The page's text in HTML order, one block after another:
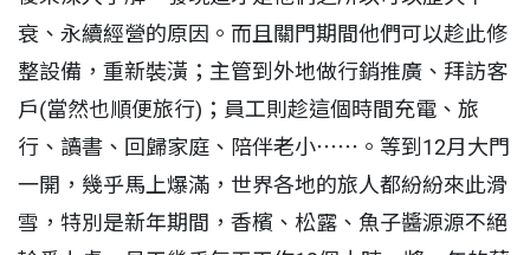
衰、永續經營的原因。而且關門期間他們可以趁此修
整設備，重新裝潢；主管到外地做行銷推廣、拜訪客
戶(當然也順便旅行)；員工則趁這個時間充電、旅
行、讀書、回歸家庭、陪伴老小⋯⋯。等到12月大門
一開，幾乎馬上爆滿，世界各地的旅人都紛紛來此滑
雪，特別是新年期間，香檳、松露、魚子醬源源不絕